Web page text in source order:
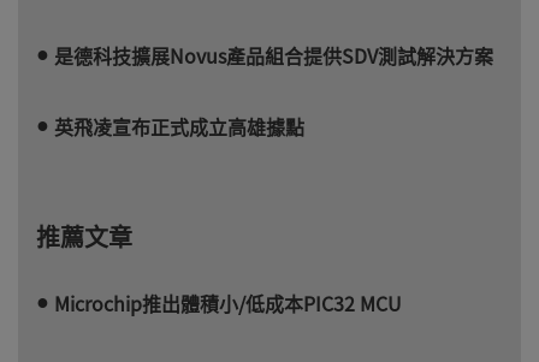
是德科技擴展Novus產品組合提供SDV測試解決方案
英飛凌宣布正式成立高雄據點
推薦文章
Microchip推出體積小/低成本PIC32 MCU